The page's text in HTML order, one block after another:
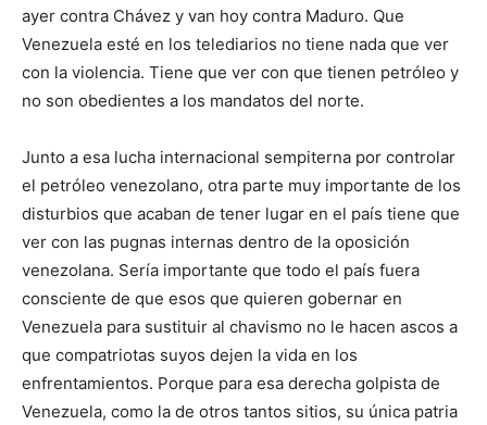
ayer contra Chávez y van hoy contra Maduro. Que
Venezuela esté en los telediarios no tiene nada que ver
con la violencia. Tiene que ver con que tienen petróleo y
no son obedientes a los mandatos del norte.
Junto a esa lucha internacional sempiterna por controlar
el petróleo venezolano, otra parte muy importante de los
disturbios que acaban de tener lugar en el país tiene que
ver con las pugnas internas dentro de la oposición
venezolana. Sería importante que todo el país fuera
consciente de que esos que quieren gobernar en
Venezuela para sustituir al chavismo no le hacen ascos a
que compatriotas suyos dejen la vida en los
enfrentamientos. Porque para esa derecha golpista de
Venezuela, como la de otros tantos sitios, su única patria